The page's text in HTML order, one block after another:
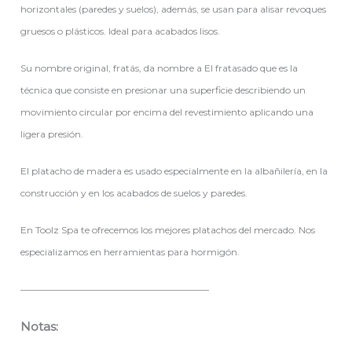
horizontales (paredes y suelos), además, se usan para alisar revoques
gruesos o plásticos. Ideal para acabados lisos.
Su nombre original, fratás, da nombre a El fratasado que es la
técnica que consiste en presionar una superficie describiendo un
movimiento circular por encima del revestimiento aplicando una
ligera presión.
El platacho de madera es usado especialmente en la albañilería, en la
construcción y en los acabados de suelos y paredes.
En Toolz Spa te ofrecemos los mejores platachos del mercado. Nos
especializamos en herramientas para hormigón.
————————————————————
Notas: